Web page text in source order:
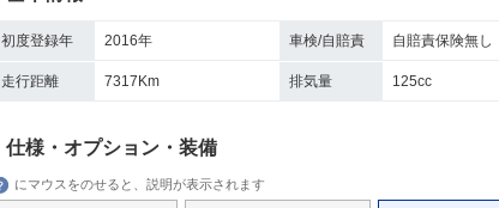
初度登録年 2016年 車検/自賠責 自賠責保険無し
走行距離 7317Km 排気量 125cc
仕様・オプション・装備
にマウスをのせると、説明が表示されます